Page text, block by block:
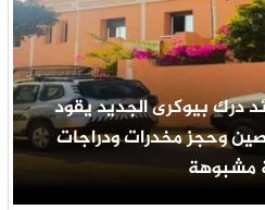
درك بيوكرى الجديد يقود
وحجز مخدرات ودراجات
مشبوهة